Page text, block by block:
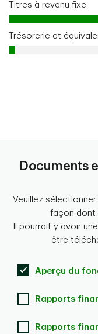
Titres à revenu fixe
Trésorerie et
Documents
Veuillez
façon dont
Il pourrait y avoir
être
Aperçu du
Rapports
Rapports